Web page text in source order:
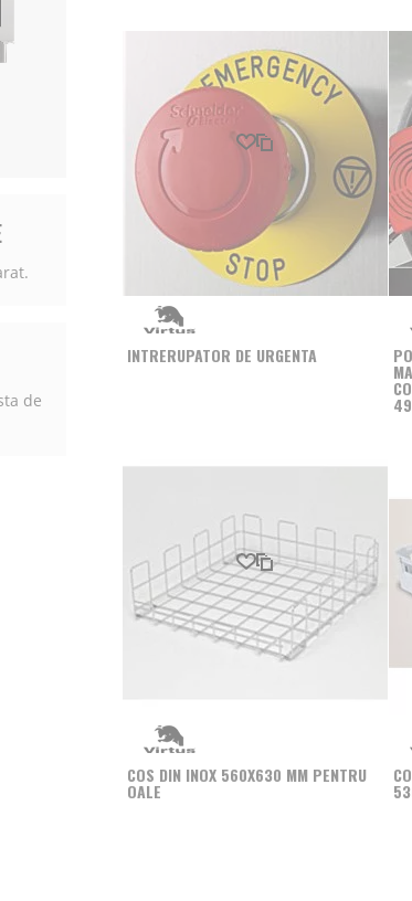
Produs favoritComparati
INTRERUPATOR DE URGENTA
Produs favorit
Comparati
COS DIN INOX 560X630 MM PENTRU
OALE
de